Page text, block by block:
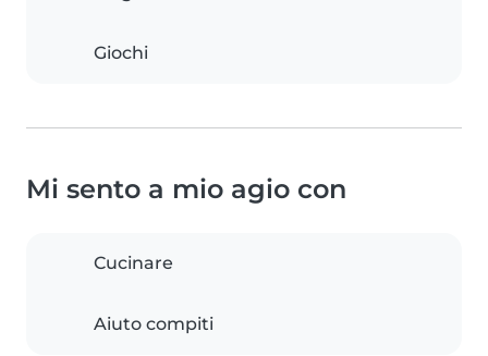
Giochi
Mi sento a mio agio con
Cucinare
Aiuto compiti